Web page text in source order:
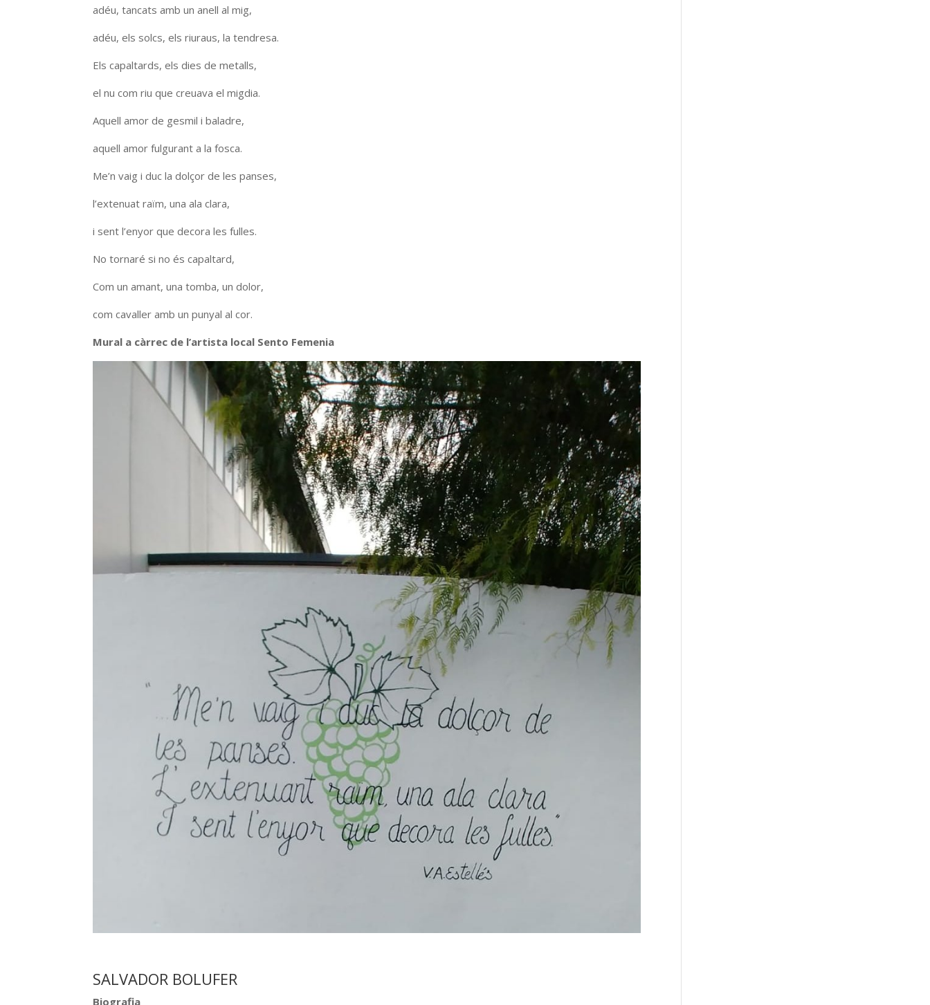
adéu, tancats amb un anell al mig,
adéu, els solcs, els riuraus, la tendresa.
Els capaltards, els dies de metalls,
el nu com riu que creuava el migdia.
Aquell amor de gesmil i baladre,
aquell amor fulgurant a la fosca.
Me’n vaig i duc la dolçor de les panses,
l’extenuat raïm, una ala clara,
i sent l’enyor que decora les fulles.
No tornaré si no és capaltard,
Com un amant, una tomba, un dolor,
com cavaller amb un punyal al cor.
Mural a càrrec de l’artista local Sento Femenia
SALVADOR BOLUFER
Biografia